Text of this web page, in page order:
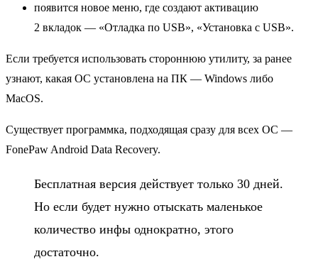
появится новое меню, где создают активацию
2 вкладок — «Отладка по USB», «Установка с USB».
Если требуется использовать стороннюю утилиту, за ранее
узнают, какая ОС установлена на ПК — Windows либо
MacOS.
Существует программка, подходящая сразу для всех ОС —
FonePaw Android Data Recovery.
Бесплатная версия действует только 30 дней.
Но если будет нужно отыскать маленькое
количество инфы однократно, этого
достаточно.